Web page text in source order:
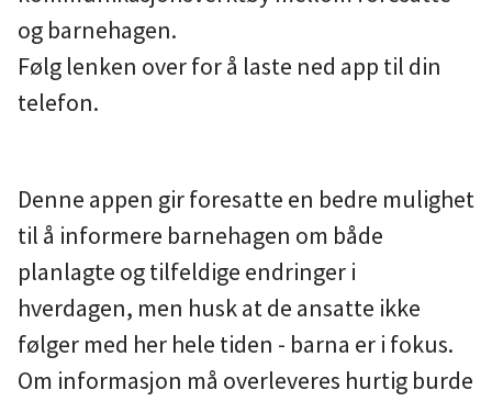
k
o
m
u
n
e
og barnehagen.
Følg lenken over for å laste ned app til din
telefon.
Denne appen gir foresatte en bedre mulighet
til å informere barnehagen om både
planlagte og tilfeldige endringer i
hverdagen, men husk at de ansatte ikke
følger med her hele tiden - barna er i fokus.
Om informasjon må overleveres hurtig burde